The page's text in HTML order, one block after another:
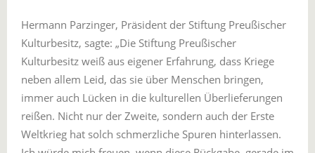
Hermann Parzinger, Präsident der Stiftung Preußischer
Kulturbesitz, sagte: „Die Stiftung Preußischer
Kulturbesitz weiß aus eigener Erfahrung, dass Kriege
neben allem Leid, das sie über Menschen bringen,
immer auch Lücken in die kulturellen Überlieferungen
reißen. Nicht nur der Zweite, sondern auch der Erste
Weltkrieg hat solch schmerzliche Spuren hinterlassen.